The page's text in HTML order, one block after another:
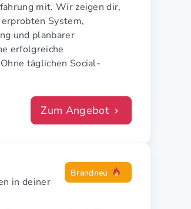
mit. Wir zeigen dir,
System,
und planbarer
erfolgreiche
täglichen Social-
Zum Angebot
in deiner
Brandneu